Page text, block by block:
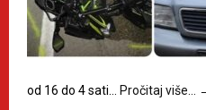
od 16 do 4 sati…
Pročitaj više…